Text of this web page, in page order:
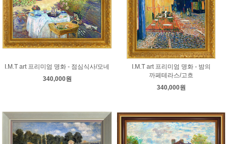
I.M.T art 프리미엄 명화 - 점심식사/모네
340,000원
I.M.T art 프리미엄 명화 - 밤의
까페테라스/고흐
340,000원